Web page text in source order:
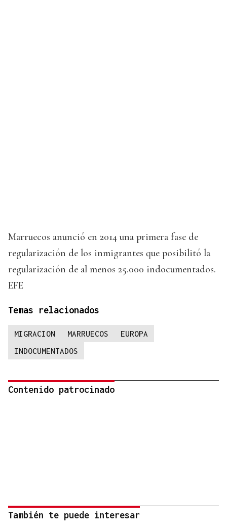
Marruecos anunció en 2014 una primera fase de
regularización de los inmigrantes que posibilitó la
regularización de al menos 25.000 indocumentados.
EFE
Temas relacionados
MIGRACION MARRUECOS
EUROPA
INDOCUMENTADOS
Contenido patrocinado
También te puede interesar